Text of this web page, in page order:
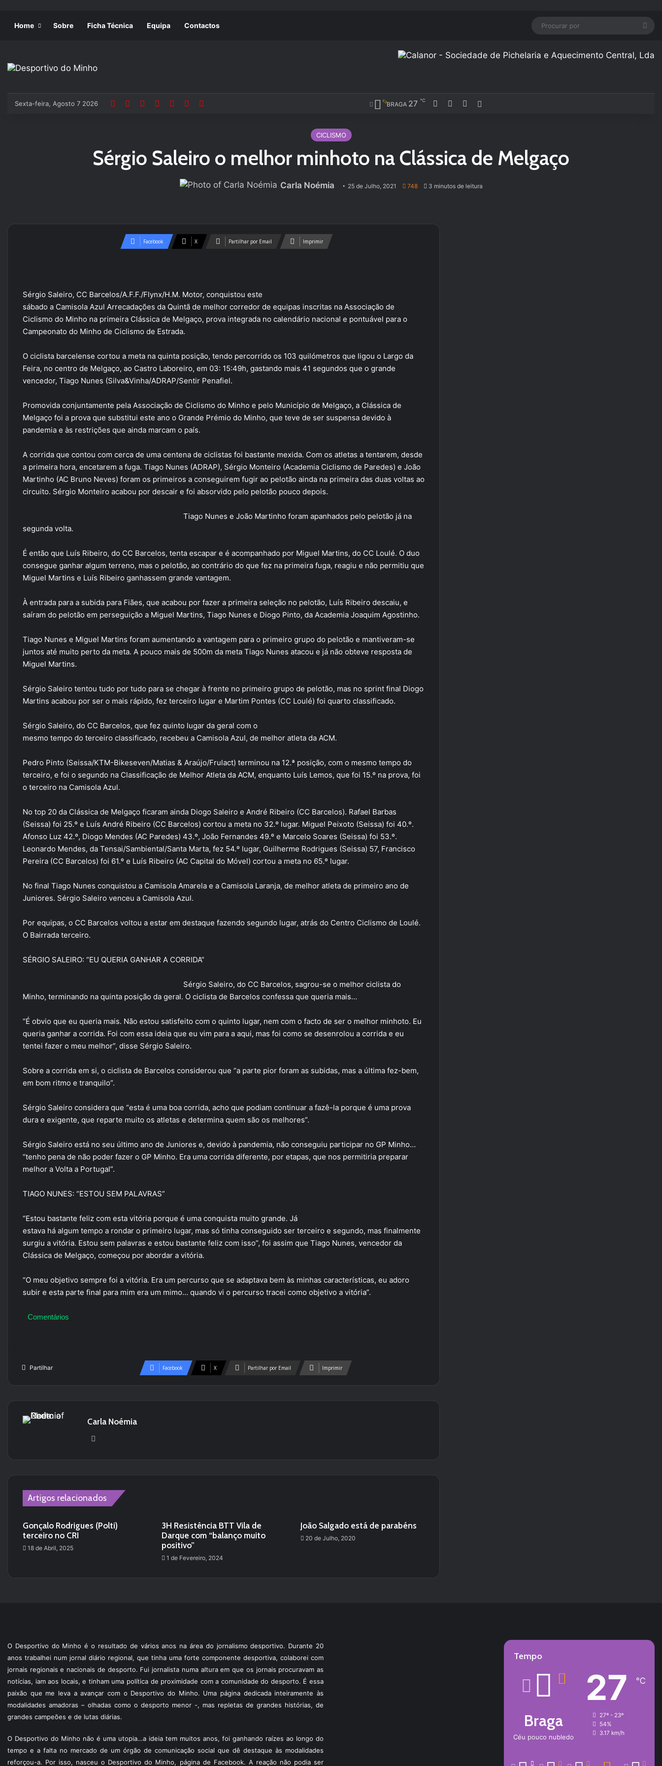
Home Sobre Ficha Técnica Equipa Contactos
Sexta-feira, Agosto 7 2026 BRAGA 27 ℃ FacebookYouTubeInstagram
CICLISMO
Sérgio Saleiro o melhor minhoto na Clássica de Melgaço
Carla Noémia 25 de Julho, 2021 748 3 minutos de leitura
Facebook X Partilhar por Email Imprimir
Sérgio Saleiro, CC Barcelos/A.F.F./Flynx/H.M. Motor, conquistou este
sábado a Camisola Azul Arrecadações da Quintã de melhor corredor de equipas inscritas na Associação de
Ciclismo do Minho na primeira Clássica de Melgaço, prova integrada no calendário nacional e pontuável para o
Campeonato do Minho de Ciclismo de Estrada.
O ciclista barcelense cortou a meta na quinta posição, tendo percorrido os 103 quilómetros que ligou o Largo da
Feira, no centro de Melgaço, ao Castro Laboreiro, em 03: 15:49h, gastando mais 41 segundos que o grande
vencedor, Tiago Nunes (Silva&Vinha/ADRAP/Sentir Penafiel.
Promovida conjuntamente pela Associação de Ciclismo do Minho e pelo Município de Melgaço, a Clássica de
Melgaço foi a prova que substitui este ano o Grande Prémio do Minho, que teve de ser suspensa devido à
pandemia e às restrições que ainda marcam o país.
A corrida que contou com cerca de uma centena de ciclistas foi bastante mexida. Com os atletas a tentarem, desde
a primeira hora, encetarem a fuga. Tiago Nunes (ADRAP), Sérgio Monteiro (Academia Ciclismo de Paredes) e João
Martinho (AC Bruno Neves) foram os primeiros a conseguirem fugir ao pelotão ainda na primeira das duas voltas ao
circuito. Sérgio Monteiro acabou por descair e foi absorvido pelo pelotão pouco depois.
Tiago Nunes e João Martinho foram apanhados pelo pelotão já na
segunda volta.
É então que Luís Ribeiro, do CC Barcelos, tenta escapar e é acompanhado por Miguel Martins, do CC Loulé. O duo
consegue ganhar algum terreno, mas o pelotão, ao contrário do que fez na primeira fuga, reagiu e não permitiu que
Miguel Martins e Luís Ribeiro ganhassem grande vantagem.
À entrada para a subida para Fiães, que acabou por fazer a primeira seleção no pelotão, Luís Ribeiro descaiu, e
saíram do pelotão em perseguição a Miguel Martins, Tiago Nunes e Diogo Pinto, da Academia Joaquim Agostinho.
Tiago Nunes e Miguel Martins foram aumentando a vantagem para o primeiro grupo do pelotão e mantiveram-se
juntos até muito perto da meta. A pouco mais de 500m da meta Tiago Nunes atacou e já não obteve resposta de
Miguel Martins.
Sérgio Saleiro tentou tudo por tudo para se chegar à frente no primeiro grupo de pelotão, mas no sprint final Diogo
Martins acabou por ser o mais rápido, fez terceiro lugar e Martim Pontes (CC Loulé) foi quarto classificado.
Sérgio Saleiro, do CC Barcelos, que fez quinto lugar da geral com o
mesmo tempo do terceiro classificado, recebeu a Camisola Azul, de melhor atleta da ACM.
Pedro Pinto (Seissa/KTM-Bikeseven/Matias & Araújo/Frulact) terminou na 12.ª posição, com o mesmo tempo do
terceiro, e foi o segundo na Classificação de Melhor Atleta da ACM, enquanto Luís Lemos, que foi 15.º na prova, foi
o terceiro na Camisola Azul.
No top 20 da Clássica de Melgaço ficaram ainda Diogo Saleiro e André Ribeiro (CC Barcelos). Rafael Barbas
(Seissa) foi 25.º e Luís André Ribeiro (CC Barcelos) cortou a meta no 32.º lugar. Miguel Peixoto (Seissa) foi 40.º.
Afonso Luz 42.º, Diogo Mendes (AC Paredes) 43.º, João Fernandes 49.º e Marcelo Soares (Seissa) foi 53.º.
Leonardo Mendes, da Tensai/Sambiental/Santa Marta, fez 54.º lugar, Guilherme Rodrigues (Seissa) 57, Francisco
Pereira (CC Barcelos) foi 61.º e Luís Ribeiro (AC Capital do Móvel) cortou a meta no 65.º lugar.
No final Tiago Nunes conquistou a Camisola Amarela e a Camisola Laranja, de melhor atleta de primeiro ano de
Juniores. Sérgio Saleiro venceu a Camisola Azul.
Por equipas, o CC Barcelos voltou a estar em destaque fazendo segundo lugar, atrás do Centro Ciclismo de Loulé.
O Bairrada terceiro.
SÉRGIO SALEIRO: “EU QUERIA GANHAR A CORRIDA”
Sérgio Saleiro, do CC Barcelos, sagrou-se o melhor ciclista do
Minho, terminando na quinta posição da geral. O ciclista de Barcelos confessa que queria mais…
“É obvio que eu queria mais. Não estou satisfeito com o quinto lugar, nem com o facto de ser o melhor minhoto. Eu
queria ganhar a corrida. Foi com essa ideia que eu vim para a aqui, mas foi como se desenrolou a corrida e eu
tentei fazer o meu melhor”, disse Sérgio Saleiro.
Sobre a corrida em si, o ciclista de Barcelos considerou que “a parte pior foram as subidas, mas a última fez-bem,
em bom ritmo e tranquilo”.
Sérgio Saleiro considera que “esta é uma boa corrida, acho que podiam continuar a fazê-la porque é uma prova
dura e exigente, que reparte muito os atletas e determina quem são os melhores”.
Sérgio Saleiro está no seu último ano de Juniores e, devido à pandemia, não conseguiu participar no GP Minho…
“tenho pena de não poder fazer o GP Minho. Era uma corrida diferente, por etapas, que nos permitiria preparar
melhor a Volta a Portugal”.
TIAGO NUNES: “ESTOU SEM PALAVRAS”
“Estou bastante feliz com esta vitória porque é uma conquista muito grande. Já
estava há algum tempo a rondar o primeiro lugar, mas só tinha conseguido ser terceiro e segundo, mas finalmente
surgiu a vitória. Estou sem palavras e estou bastante feliz com isso”, foi assim que Tiago Nunes, vencedor da
Clássica de Melgaço, começou por abordar a vitória.
“O meu objetivo sempre foi a vitória. Era um percurso que se adaptava bem às minhas características, eu adoro
subir e esta parte final para mim era um mimo… quando vi o percurso tracei como objetivo a vitória”.
Comentários
Partilhar Facebook X Partilhar por Email Imprimir
Carla Noémia
Artigos relacionados
Gonçalo Rodrigues (Polti)
terceiro no CRI
18 de Abril, 2025
3H Resistência BTT Vila de
Darque com “balanço muito
positivo”
1 de Fevereiro, 2024
João Salgado está de parabéns
20 de Julho, 2020
O Desportivo do Minho é o resultado de vários anos na área do jornalismo desportivo. Durante 20
anos trabalhei num jornal diário regional, que tinha uma forte componente desportiva, colaborei com
jornais regionais e nacionais de desporto. Fui jornalista numa altura em que os jornais procuravam as
notícias, iam aos locais, e tinham uma política de proximidade com a comunidade do desporto. É essa
paixão que me leva a avançar com o Desportivo do Minho. Uma página dedicada inteiramente às
modalidades amadoras – olhadas como o desporto menor -, mas repletas de grandes histórias, de
grandes campeões e de lutas diárias.
O Desportivo do Minho não é uma utopia…a ideia tem muitos anos, foi ganhando raízes ao longo do
tempo e a falta no mercado de um órgão de comunicação social que dê destaque às modalidades
reforçou-a. Por isso, nasceu o Desportivo do Minho, página de Facebook. A reação não podia ser
Tempo
Braga
Céu pouco nubledo
27 ℃
27º - 23º
54%
3.17 km/h